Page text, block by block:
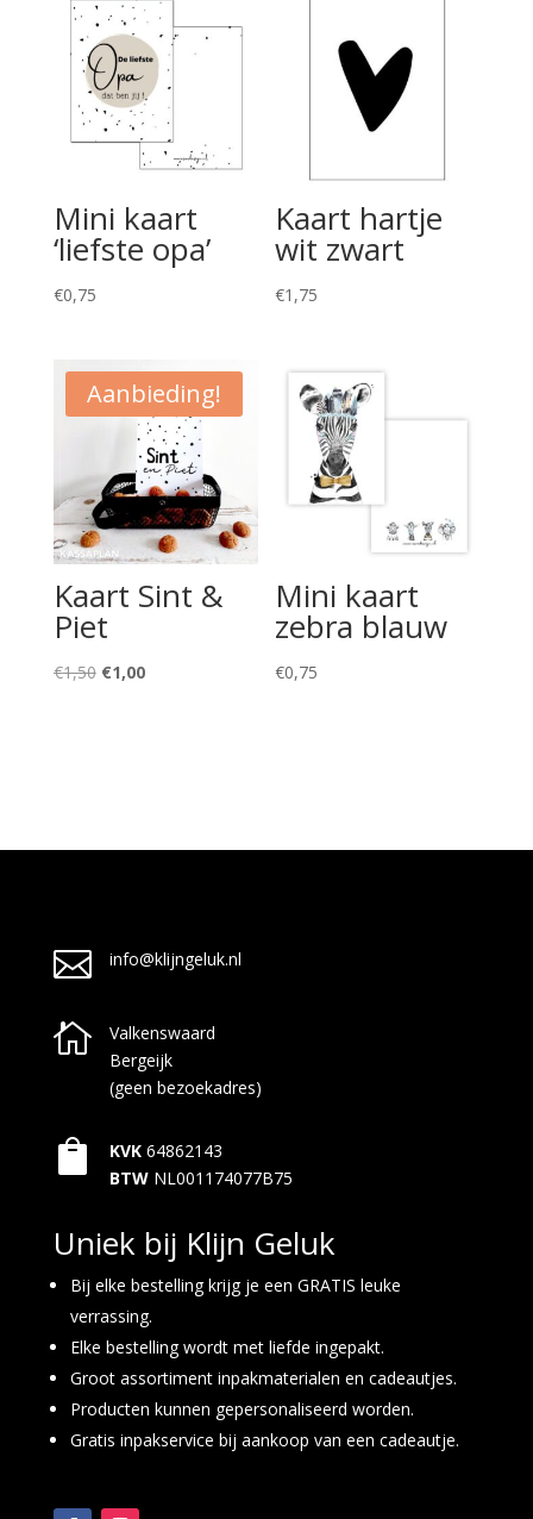
Mini kaart
‘liefste opa’
€0,75
Kaart hartje
wit zwart
€1,75
Aanbieding!
Kaart Sint &
Piet
€1,50 Oorspronkelijke
€1,00Huidige
Mini kaart
zebra blauw
€0,75
 info@klijngeluk.nl

Valkenswaard
Bergeijk
(geen bezoekadres)
 KVK 64862143
BTW NL001174077B75
Uniek bij Klijn Geluk
Bij elke bestelling krijg je een GRATIS leuke
verrassing.
Elke bestelling wordt met liefde ingepakt.
Groot assortiment inpakmaterialen en cadeautjes.
Producten kunnen gepersonaliseerd worden.
Gratis inpakservice bij aankoop van een cadeautje.